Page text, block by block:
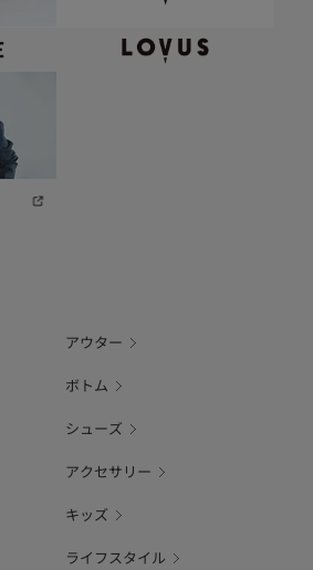
アウター
ボトム
シューズ
アクセサリー
キッズ
ライフスタイル